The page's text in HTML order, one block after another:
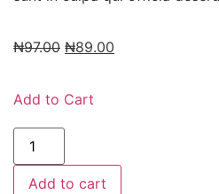
₦97.00 ₦89.00
Add to Cart
Add to cart